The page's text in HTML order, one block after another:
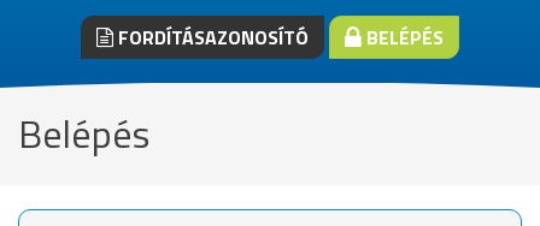
FORDÍTÁSAZONOSÍTÓ BELÉPÉS
Belépés